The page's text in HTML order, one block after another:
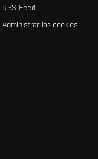
RSS Feed
Administrar las cookies